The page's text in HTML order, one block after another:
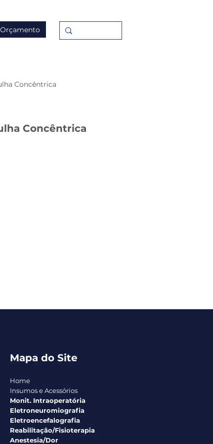
Concêntrica
Concêntrica
Mapa do Site
Home
Insumos e Acessórios
Monit. Intraoperatória
Eletroneuromiografia
Eletroencefalografia
Reabilitação/Fisioterapia
Anestesia/Dor